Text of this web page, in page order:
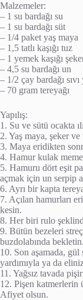
Malzemeler:
– 1 su bardağı su
– 1 su bardağı süt
– 1/4 paket yaş maya
– 1,5 tatlı kaşığı tuz
– 1 yemek kaşığı
– 4,5 su bardağı un
– 1/2 çay bardağı sıvı
– 70 gram tereyağı
Yapılış:
1. Su ve sütü ocakta
2. Yaş maya, şeker ve
3. Maya eridikten
4. Hamur kulak
5. Hamuru dört eşit
açmak için un serpip
6. Ayrı bir kapta
7. Açılan hamurları
kesin.
8. Her biri rulo
9. Bütün bezeleri
buzdolabında bekletin.
10. Son aşamada,
yardımıyla ya da
11. Yağsız tavada
12. Pişen katmerlerin
Afiyet olsun.